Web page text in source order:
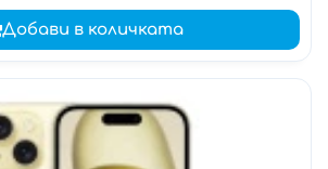
Добави в количката